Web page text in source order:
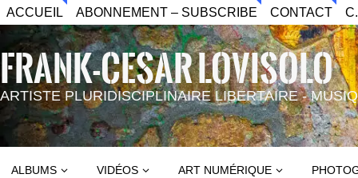
ACCUEIL ABONNEMENT – SUBSCRIBE CONTACT
FRANK-CESAR LOVISOLO
ARTISTE PLURIDISCIPLINAIRE LIBERTAIRE -
ALBUMS VIDÉOS ART NUMÉRIQUE